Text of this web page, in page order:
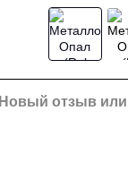
Новый отзыв